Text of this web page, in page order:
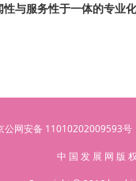
与服务性于一体的专
网安备 11010202009593
中 国 发 展 网 版